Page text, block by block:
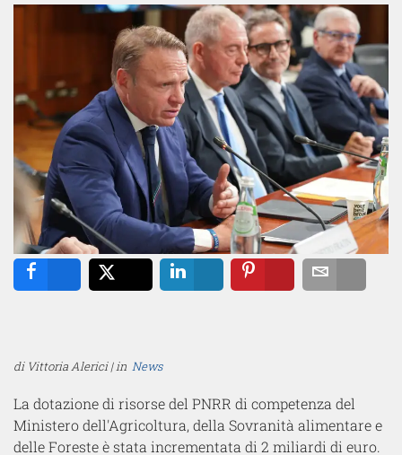
di Vittoria Alerici | in News
La dotazione di risorse del PNRR di competenza del
Ministero dell'Agricoltura, della Sovranità alimentare e
delle Foreste è stata incrementata di 2 miliardi di euro.